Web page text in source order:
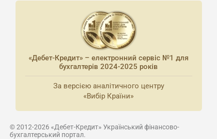
«Дебет-Кредит» – електронний сервіс №1 для
бухгалтерів 2024-2025 років
За версією аналітичного центру
«Вибір Країни»
© 2012-2026 «Дебет-Кредит» Український фінансово-
бухгалтерський портал.